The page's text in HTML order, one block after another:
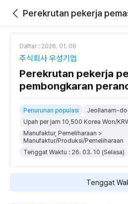
Daftar : 2026. 01. 09
주식회사 우성기업
Perekrutan pekerja
pembongkaran
Penurunan populasi
Jeollanam-
Upah per jam 10,500 Korea Won/
Manufaktur, Pemeliharaan >
Manufaktur/Produksi/Pemeliharaan
Tenggat Waktu : 26. 03. 10 (Selasa)
Tenggat